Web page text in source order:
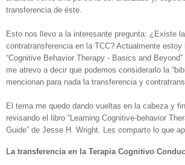
transferencia de éste.
Esto nos llevo a la interesante pregunta: ¿Existe
contratransferencia en la TCC? Actualmente estoy
“Cognitive Behavior Therapy - Basics and
me atrevo a decir que podemos considerarlo la
mencionan para nada la transferencia y
El tema me quedo dando vueltas en la cabeza y
revisando el libro “Learning Cognitive-behavior
Guide” de Jesse H. Wright. Les comparto lo que
La transferencia en la Terapia Cognitivo